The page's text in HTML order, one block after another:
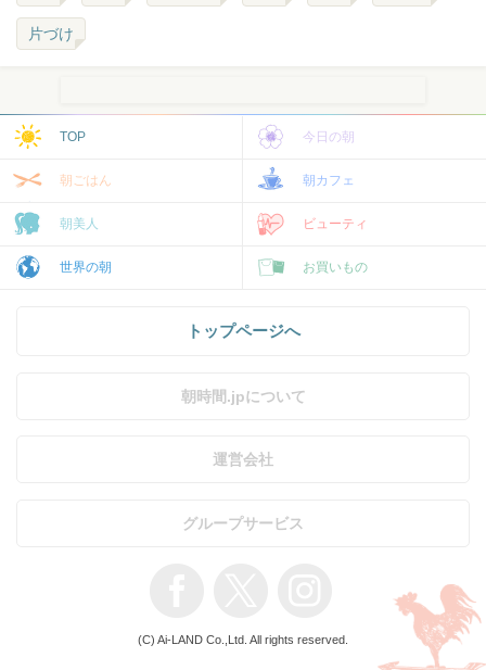
片づけ
TOP 今日の朝
朝ごはん 朝カフェ
朝美人 ビューティ
世界の朝 お買いもの
トップページへ
朝時間.jpについて
運営会社
グループサービス
(C) Ai-LAND Co.,Ltd. All rights reserved.